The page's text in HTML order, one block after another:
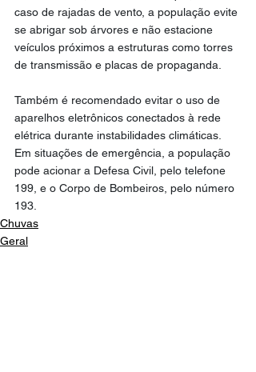
caso de rajadas de vento, a população evite
se abrigar sob árvores e não estacione
veículos próximos a estruturas como torres
de transmissão e placas de propaganda.
Também é recomendado evitar o uso de
aparelhos eletrônicos conectados à rede
elétrica durante instabilidades climáticas.
Em situações de emergência, a população
pode acionar a Defesa Civil, pelo telefone
199, e o Corpo de Bombeiros, pelo número
193.
Chuvas
Geral